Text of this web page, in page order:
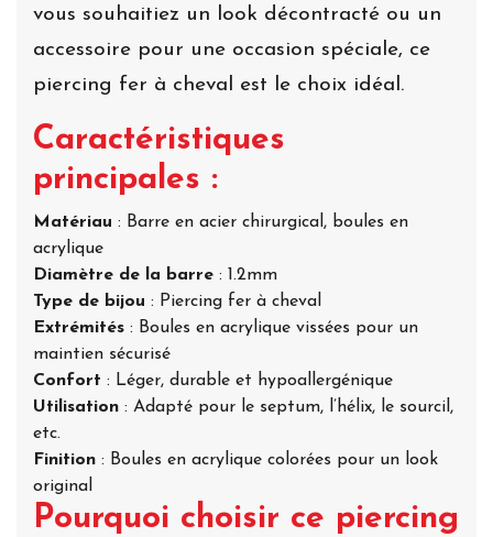
vous souhaitiez un look décontracté ou un
accessoire pour une occasion spéciale, ce
piercing fer à cheval est le choix idéal.
Caractéristiques
principales :
Matériau : Barre en acier chirurgical, boules en
acrylique
Diamètre de la barre : 1.2mm
Type de bijou : Piercing fer à cheval
Extrémités : Boules en acrylique vissées pour un
maintien sécurisé
Confort : Léger, durable et hypoallergénique
Utilisation : Adapté pour le septum, l’hélix, le sourcil,
etc.
Finition : Boules en acrylique colorées pour un look
original
Pourquoi choisir ce piercing